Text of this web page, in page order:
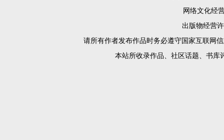
网络文化经
出版物经营
请所有作者发布作品时务必遵守国家互联网
本站所收录作品、社区话题、书库